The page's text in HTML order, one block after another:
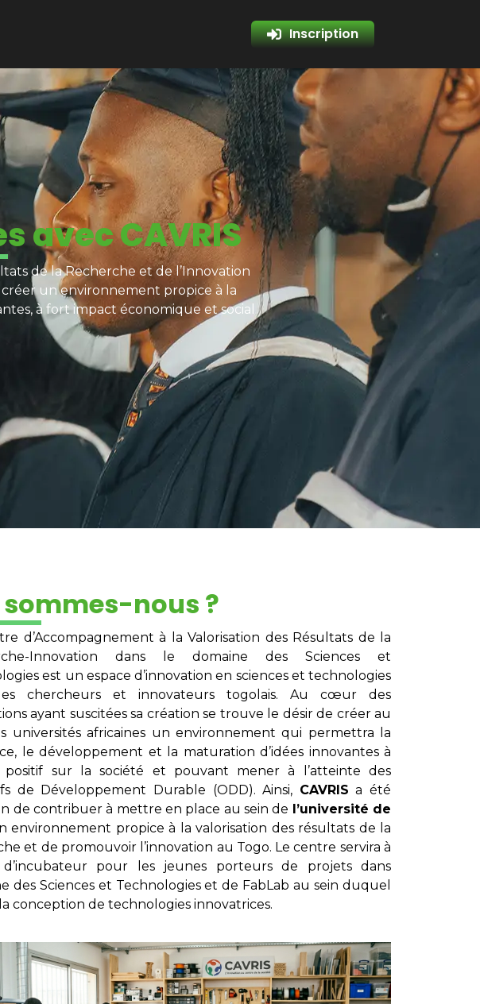
Inscription
avec CAVRIS
de la Recherche et de l’Innovation
créer un environnement propice à la
à fort impact économique et social
sommes-nous ?
d’Accompagnement à la Valorisation des Résultats de la
Innovation dans le domaine des Sciences et
est un espace d’innovation en sciences et technologies
chercheurs et innovateurs togolais. Au cœur des
ayant suscitées sa création se trouve le désir de créer au
universités africaines un environnement qui permettra la
le développement et la maturation d’idées innovantes à
positif sur la société et pouvant mener à l’atteinte des
de Développement Durable (ODD). Ainsi, CAVRIS a été
de contribuer à mettre en place au sein de
l’université de
environnement propice à la valorisation des résultats de la
et de promouvoir l’innovation au Togo. Le centre servira à
d’incubateur pour les jeunes porteurs de projets dans
des Sciences et Technologies et de FabLab au sein duquel
conception de technologies innovatrices.